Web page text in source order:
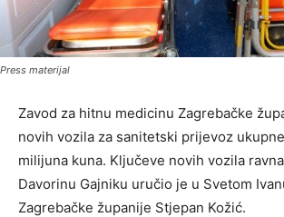
Press materijal
Zavod za hitnu medicinu Zagrebačke
novih vozila za sanitetski prijevoz
milijuna kuna. Ključeve novih vozila
Davorinu Gajniku uručio je u Svetom
Zagrebačke županije Stjepan Kožić.